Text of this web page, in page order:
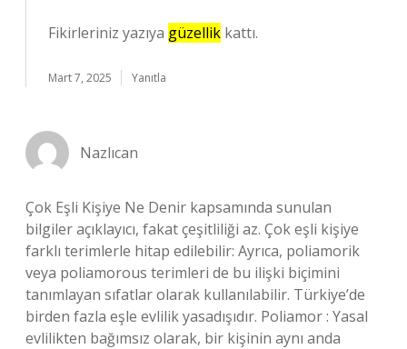
Fikirleriniz yazıya güzellik kattı.
Mart 7, 2025 Yanıtla
Nazlıcan
Çok Eşli Kişiye Ne Denir kapsamında sunulan
bilgiler açıklayıcı, fakat çeşitliliği az. Çok eşli kişiye
farklı terimlerle hitap edilebilir: Ayrıca, poliamorik
veya poliamorous terimleri de bu ilişki biçimini
tanımlayan sıfatlar olarak kullanılabilir. Türkiye’de
birden fazla eşle evlilik yasadışıdır. Poliamor : Yasal
evlilikten bağımsız olarak, bir kişinin aynı anda